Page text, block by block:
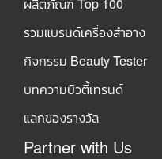
รวมแบรนด์เครื่องสำอาง
กิจกรรม Beauty Tester
บทความบิวตี้เทรนด์
แลกของรางวัล
Partner with Us